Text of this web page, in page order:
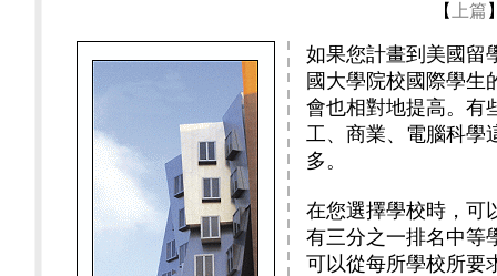
【 上篇
如果您計畫到美國留
國大學院校國際學生
會也相對地提高。有
工、商業、電腦科學
多。
在您選擇學校時，可
有三分之一排名中等
可以從每所學校所要